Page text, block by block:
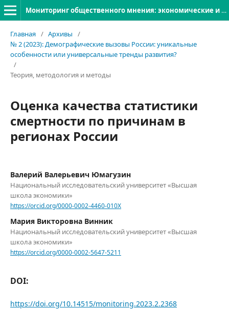
Мониторинг общественного мнения: экономические и социальные перемены
Главная / Архивы
/
№ 2 (2023): Демографические вызовы России: уникальные
особенности или универсальные тренды развития?
/
Теория, методология и методы
Оценка качества статистики
смертности по причинам в
регионах России
Валерий Валерьевич Юмагузин
Национальный исследовательский университет «Высшая
школа экономики»
https://orcid.org/0000-0002-4460-010X
Мария Викторовна Винник
Национальный исследовательский университет «Высшая
школа экономики»
https://orcid.org/0000-0002-5647-5211
DOI:
https://doi.org/10.14515/monitoring.2023.2.2368